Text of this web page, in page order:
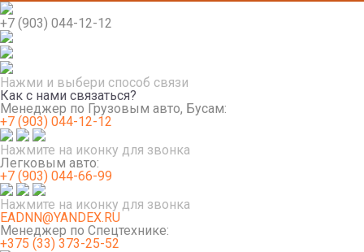
+7 (903) 044-12-12
Нажми и выбери способ связи
Как с нами связаться?
Менеджер по Грузовым авто, Бусам:
+7 (903) 044-12-12
Нажмите на иконку для звонка
Легковым авто:
+7 (903) 044-66-99
Нажмите на иконку для звонка
EADNN@YANDEX.RU
Менеджер по Спецтехнике:
+375 (33) 373-25-52